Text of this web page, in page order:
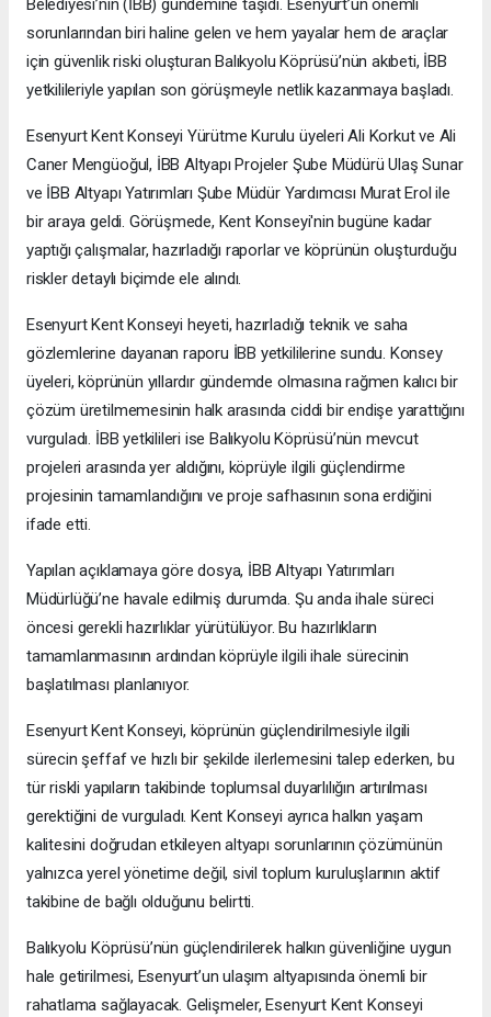
Belediyesi’nin (İBB) gündemine taşıdı. Esenyurt’un önemli
sorunlarından biri haline gelen ve hem yayalar hem de araçlar
için güvenlik riski oluşturan Balıkyolu Köprüsü’nün akıbeti, İBB
yetkilileriyle yapılan son görüşmeyle netlik kazanmaya başladı.
Esenyurt Kent Konseyi Yürütme Kurulu üyeleri Ali Korkut ve Ali
Caner Mengüoğul, İBB Altyapı Projeler Şube Müdürü Ulaş Sunar
ve İBB Altyapı Yatırımları Şube Müdür Yardımcısı Murat Erol ile
bir araya geldi. Görüşmede, Kent Konseyi'nin bugüne kadar
yaptığı çalışmalar, hazırladığı raporlar ve köprünün oluşturduğu
riskler detaylı biçimde ele alındı.
Esenyurt Kent Konseyi heyeti, hazırladığı teknik ve saha
gözlemlerine dayanan raporu İBB yetkililerine sundu. Konsey
üyeleri, köprünün yıllardır gündemde olmasına rağmen kalıcı bir
çözüm üretilmemesinin halk arasında ciddi bir endişe yarattığını
vurguladı. İBB yetkilileri ise Balıkyolu Köprüsü’nün mevcut
projeleri arasında yer aldığını, köprüyle ilgili güçlendirme
projesinin tamamlandığını ve proje safhasının sona erdiğini
ifade etti.
Yapılan açıklamaya göre dosya, İBB Altyapı Yatırımları
Müdürlüğü’ne havale edilmiş durumda. Şu anda ihale süreci
öncesi gerekli hazırlıklar yürütülüyor. Bu hazırlıkların
tamamlanmasının ardından köprüyle ilgili ihale sürecinin
başlatılması planlanıyor.
Esenyurt Kent Konseyi, köprünün güçlendirilmesiyle ilgili
sürecin şeffaf ve hızlı bir şekilde ilerlemesini talep ederken, bu
tür riskli yapıların takibinde toplumsal duyarlılığın artırılması
gerektiğini de vurguladı. Kent Konseyi ayrıca halkın yaşam
kalitesini doğrudan etkileyen altyapı sorunlarının çözümünün
yalnızca yerel yönetime değil, sivil toplum kuruluşlarının aktif
takibine de bağlı olduğunu belirtti.
Balıkyolu Köprüsü’nün güçlendirilerek halkın güvenliğine uygun
hale getirilmesi, Esenyurt’un ulaşım altyapısında önemli bir
rahatlama sağlayacak. Gelişmeler, Esenyurt Kent Konseyi